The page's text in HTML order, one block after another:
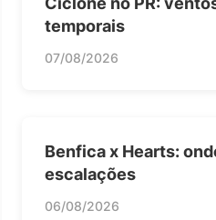
temporais
07/08/2026
Benfica x Hearts:
escalações
06/08/2026